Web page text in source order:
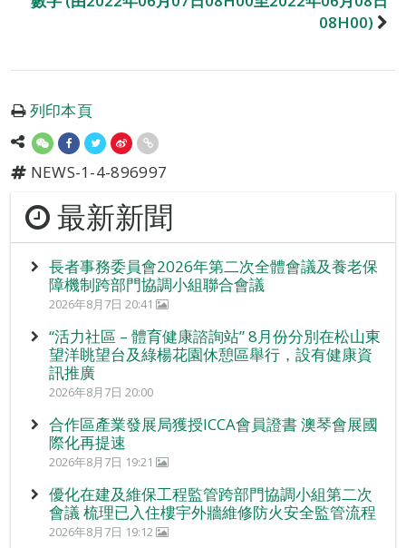
08H00)
列印本頁
NEWS-1-4-896997
最新新聞
長者事務委員會2026年第二次全體會議及養老保
障機制跨部門協調小組聯合會議
2026年8月7日 20:41
“活力社區 – 體育健康諮詢站” 8月份分別在松山東
望洋眺望台及綠楊花園休憩區舉行，設有健康資
訊推廣
2026年8月7日 20:00
合作區產業發展局獲授ICCA會員證書 澳琴會展國
際化再提速
2026年8月7日 19:21
優化在建及維保工程監管跨部門協調小組第二次
會議 梳理已入住樓宇外牆維修防火安全監管流程
2026年8月7日 19:12